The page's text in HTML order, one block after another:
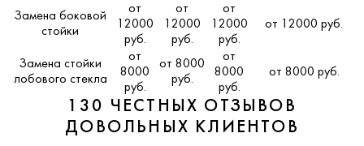
Замена боковой
стойки
от
12000
руб.
от
12000
руб.
от
12000
руб.
от 12000 руб.
Замена стойки
лобового стекла
от
8000
руб.
от 8000
руб.
от
8000
руб.
от 8000 руб.
130 ЧЕСТНЫХ ОТЗЫВОВ
ДОВОЛЬНЫХ КЛИЕНТОВ